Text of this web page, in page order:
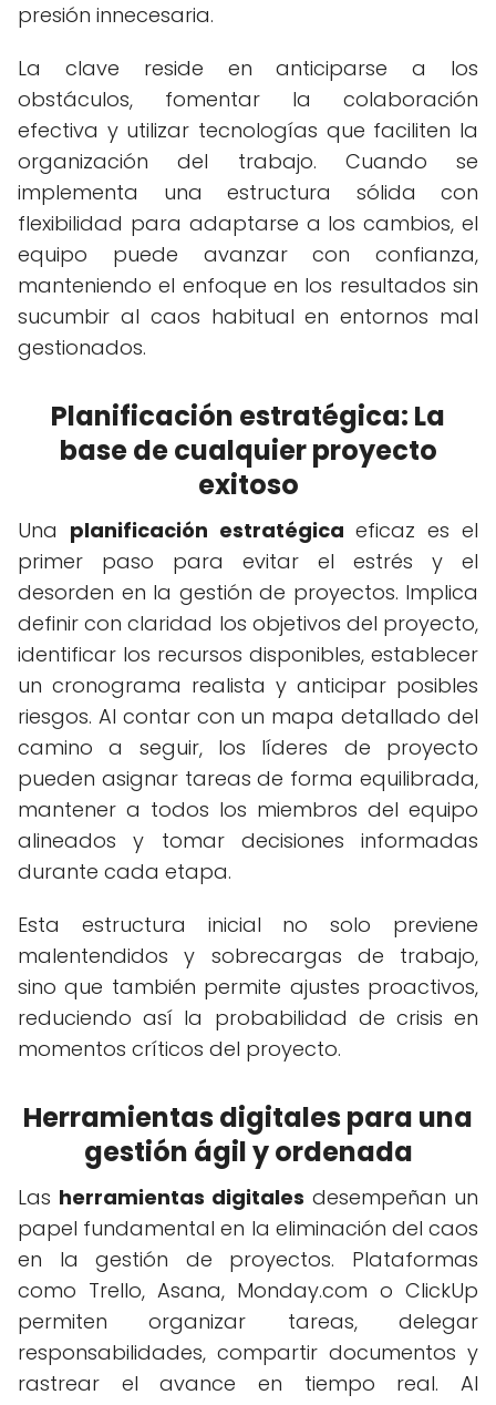
presión innecesaria.
La clave reside en anticiparse a los
obstáculos, fomentar la colaboración
efectiva y utilizar tecnologías que faciliten la
organización del trabajo. Cuando se
implementa una estructura sólida con
flexibilidad para adaptarse a los cambios, el
equipo puede avanzar con confianza,
manteniendo el enfoque en los resultados sin
sucumbir al caos habitual en entornos mal
gestionados.
Planificación estratégica: La
base de cualquier proyecto
exitoso
Una planificación estratégica eficaz es el
primer paso para evitar el estrés y el
desorden en la gestión de proyectos. Implica
definir con claridad los objetivos del proyecto,
identificar los recursos disponibles, establecer
un cronograma realista y anticipar posibles
riesgos. Al contar con un mapa detallado del
camino a seguir, los líderes de proyecto
pueden asignar tareas de forma equilibrada,
mantener a todos los miembros del equipo
alineados y tomar decisiones informadas
durante cada etapa.
Esta estructura inicial no solo previene
malentendidos y sobrecargas de trabajo,
sino que también permite ajustes proactivos,
reduciendo así la probabilidad de crisis en
momentos críticos del proyecto.
Herramientas digitales para una
gestión ágil y ordenada
Las herramientas digitales desempeñan un
papel fundamental en la eliminación del caos
en la gestión de proyectos. Plataformas
como Trello, Asana, Monday.com o ClickUp
permiten organizar tareas, delegar
responsabilidades, compartir documentos y
rastrear el avance en tiempo real. Al